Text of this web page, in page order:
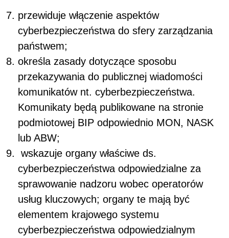
przewiduje włączenie aspektów
cyberbezpieczeństwa do sfery zarządzania
państwem;
określa zasady dotyczące sposobu
przekazywania do publicznej wiadomości
komunikatów nt. cyberbezpieczeństwa.
Komunikaty będą publikowane na stronie
podmiotowej BIP odpowiednio MON, NASK
lub ABW;
wskazuje organy właściwe ds.
cyberbezpieczeństwa odpowiedzialne za
sprawowanie nadzoru wobec operatorów
usług kluczowych; organy te mają być
elementem krajowego systemu
cyberbezpieczeństwa odpowiedzialnym